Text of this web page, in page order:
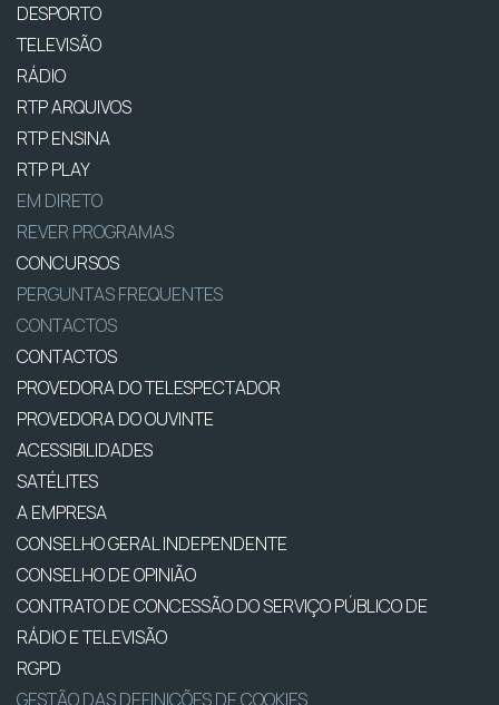
DESPORTO
TELEVISÃO
RÁDIO
RTP ARQUIVOS
RTP ENSINA
RTP PLAY
EM DIRETO
REVER PROGRAMAS
CONCURSOS
PERGUNTAS FREQUENTES
CONTACTOS
CONTACTOS
PROVEDORA DO TELESPECTADOR
PROVEDORA DO OUVINTE
ACESSIBILIDADES
SATÉLITES
A EMPRESA
CONSELHO GERAL INDEPENDENTE
CONSELHO DE OPINIÃO
CONTRATO DE CONCESSÃO DO SERVIÇO PÚBLICO DE
RÁDIO E TELEVISÃO
RGPD
GESTÃO DAS DEFINIÇÕES DE COOKIES